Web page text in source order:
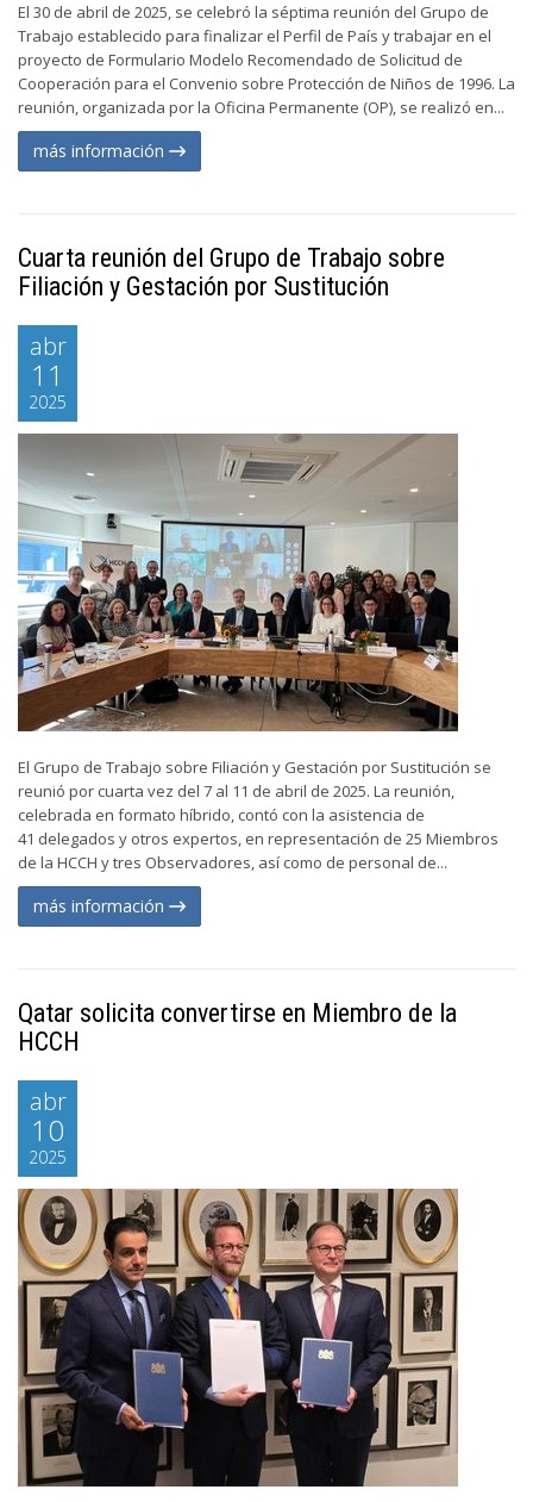
El 30 de abril de 2025, se celebró la séptima reunión del Grupo de
Trabajo establecido para finalizar el Perfil de País y trabajar en el
proyecto de Formulario Modelo Recomendado de Solicitud de
Cooperación para el Convenio sobre Protección de Niños de 1996. La
reunión, organizada por la Oficina Permanente (OP), se realizó en...
más información
Cuarta reunión del Grupo de Trabajo sobre
Filiación y Gestación por Sustitución
abr
11
2025
El Grupo de Trabajo sobre Filiación y Gestación por Sustitución se
reunió por cuarta vez del 7 al 11 de abril de 2025. La reunión,
celebrada en formato híbrido, contó con la asistencia de
41 delegados y otros expertos, en representación de 25 Miembros
de la HCCH y tres Observadores, así como de personal de...
más información
Qatar solicita convertirse en Miembro de la
HCCH
abr
10
2025